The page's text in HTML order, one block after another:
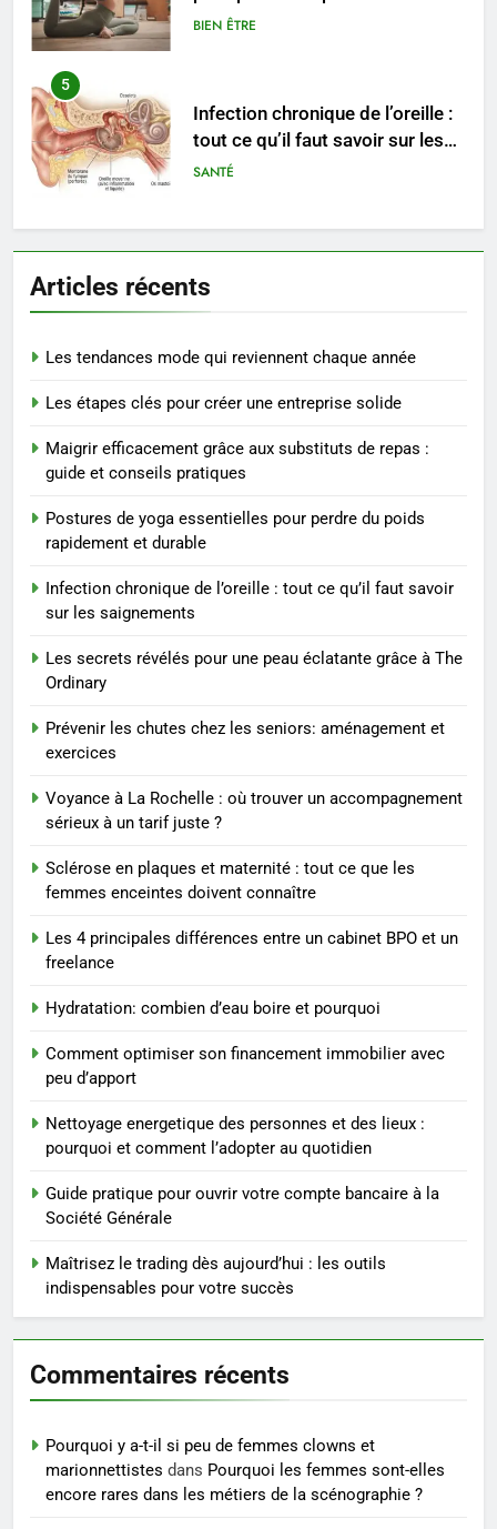
rapidement et durable
BIEN ÊTRE
5
Infection chronique de l’oreille :
tout ce qu’il faut savoir sur les
saignements
SANTÉ
6
peau éclatante grâce à The
Ordinary
SANTÉ
Prévenir les chutes chez les
exercices
BIEN ÊTRE
8
Voyance à La Rochelle : où
trouver un accompagnement
sérieux à un tarif juste ?
BIEN ÊTRE
1
reviennent chaque année
2
entreprise solide
ENTREPRISE
3
substituts de repas : guide et
conseils pratiques
BIEN ÊTRE
Postures de yoga essentielles
rapidement et durable
BIEN ÊTRE
5
Infection chronique de l’oreille :
tout ce qu’il faut savoir sur les
saignements
SANTÉ
6
peau éclatante grâce à The
Ordinary
SANTÉ
Articles récents
Les tendances mode qui reviennent chaque année
Les étapes clés pour créer une entreprise solide
Maigrir efficacement grâce aux substituts de repas :
guide et conseils pratiques
Postures de yoga essentielles pour perdre du poids
rapidement et durable
Infection chronique de l’oreille : tout ce qu’il faut savoir
sur les saignements
Les secrets révélés pour une peau éclatante grâce à The
Ordinary
Prévenir les chutes chez les seniors: aménagement et
exercices
Voyance à La Rochelle : où trouver un accompagnement
sérieux à un tarif juste ?
Sclérose en plaques et maternité : tout ce que les
femmes enceintes doivent connaître
Les 4 principales différences entre un cabinet BPO et un
freelance
Hydratation: combien d’eau boire et pourquoi
Comment optimiser son financement immobilier avec
peu d’apport
Nettoyage energetique des personnes et des lieux :
pourquoi et comment l’adopter au quotidien
Guide pratique pour ouvrir votre compte bancaire à la
Société Générale
Maîtrisez le trading dès aujourd’hui : les outils
indispensables pour votre succès
Commentaires récents
Pourquoi y a-t-il si peu de femmes clowns et
marionnettistes dans Pourquoi les femmes sont-elles
encore rares dans les métiers de la scénographie ?